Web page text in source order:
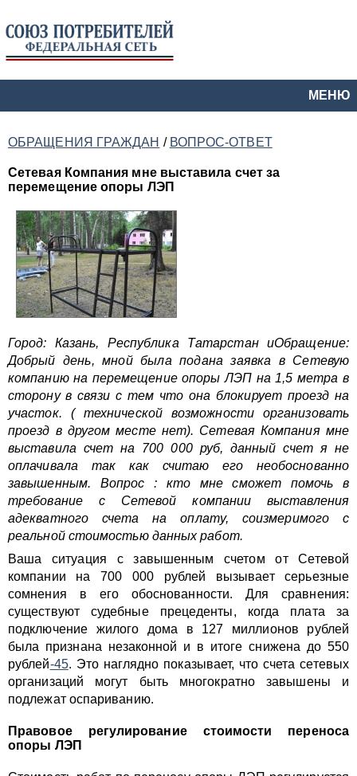
МЕНЮ
ОБРАЩЕНИЯ ГРАЖДАН / ВОПРОС-ОТВЕТ
Сетевая Компания мне выставила счет за
перемещение опоры ЛЭП
Город: Казань, Республика Татарстан иОбращение:
Добрый день, мной была подана заявка в Сетевую
компанию на перемещение опоры ЛЭП на 1,5 метра в
сторону в связи с тем что она блокирует проезд на
участок. ( технической возможности организовать
проезд в другом месте нет). Сетевая Компания мне
выставила счет на 700 000 руб, данный счет я не
оплачивала так как считаю его необоснованно
завышенным. Вопрос : кто мне сможет помочь в
требование с Сетевой компании выставления
адекватного счета на оплату, соизмеримого с
реальной стоимостью данных работ.
Ваша ситуация с завышенным счетом от Сетевой
компании на 700 000 рублей вызывает серьезные
сомнения в его обоснованности. Для сравнения:
существуют судебные прецеденты, когда плата за
подключение жилого дома в 127 миллионов рублей
была признана незаконной и в итоге снижена до 550
рублей-45. Это наглядно показывает, что счета сетевых
организаций могут быть многократно завышены и
подлежат оспариванию.
Правовое регулирование стоимости переноса
опоры ЛЭП